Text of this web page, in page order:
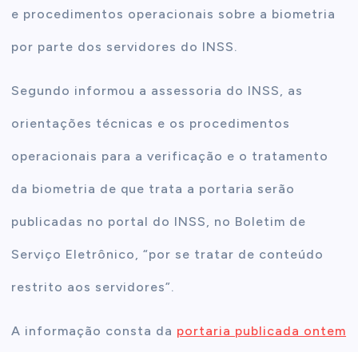
e procedimentos operacionais sobre a biometria
por parte dos servidores do INSS.
Segundo informou a assessoria do INSS, as
orientações técnicas e os procedimentos
operacionais para a verificação e o tratamento
da biometria de que trata a portaria serão
publicadas no portal do INSS, no Boletim de
Serviço Eletrônico, “por se tratar de conteúdo
restrito aos servidores”.
A informação consta da portaria publicada ontem